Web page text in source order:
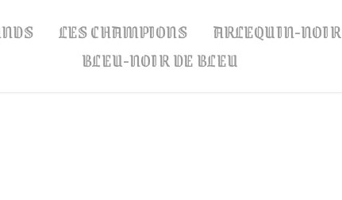
LES CHAMPIONS ARLEQUIN-NOIR
BLEU-NOIR DE BLEU